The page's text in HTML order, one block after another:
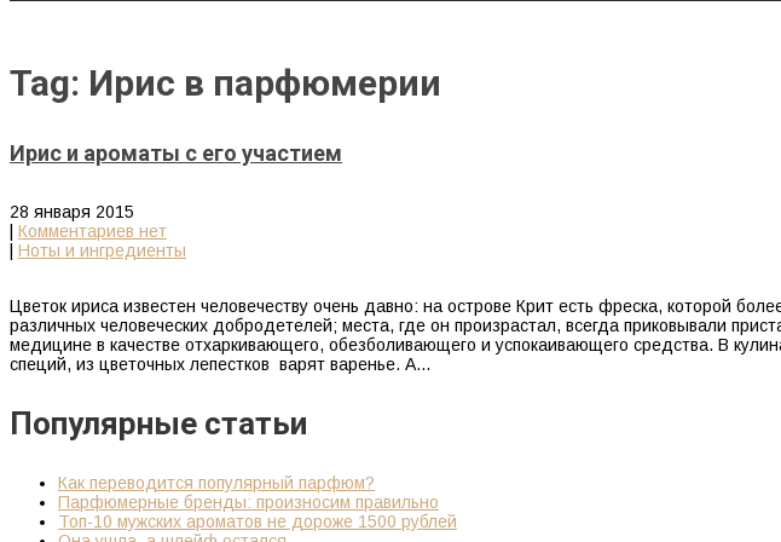
Tag: Ирис в парфюмерии
Ирис и ароматы с его участием
28 января 2015
Комментариев нет
Ноты и ингредиенты
Цветок ириса известен человечеству очень давно: на острове Крит есть фреска, которой
различных человеческих добродетелей; места, где он произрастал, всегда приковывали
медицине в качестве отхаркивающего, обезболивающего и успокаивающего средства. В
специй, из цветочных лепестков варят варенье. А…
Популярные статьи
Как переводится популярный парфюм?
Парфюмерные бренды: произносим правильно
Топ-10 мужских ароматов не дороже 1500 рублей